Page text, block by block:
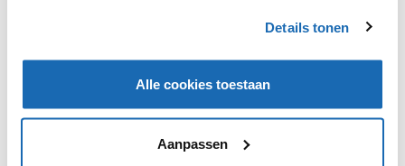
Details tonen
Alle cookies toestaan
Aanpassen
Raak geïnspireerd door innovatieve concepten! Deze blog
staat in het teken van de trend A Better World, met cases
van Good Foot Delivery, BikeFlip en Binstar.